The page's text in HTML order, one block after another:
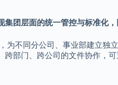
集团层面的统一管控与标准化
为不同分公司、事业部建立独
部门、跨公司的文件协作，